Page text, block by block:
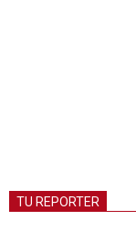
TU REPORTER